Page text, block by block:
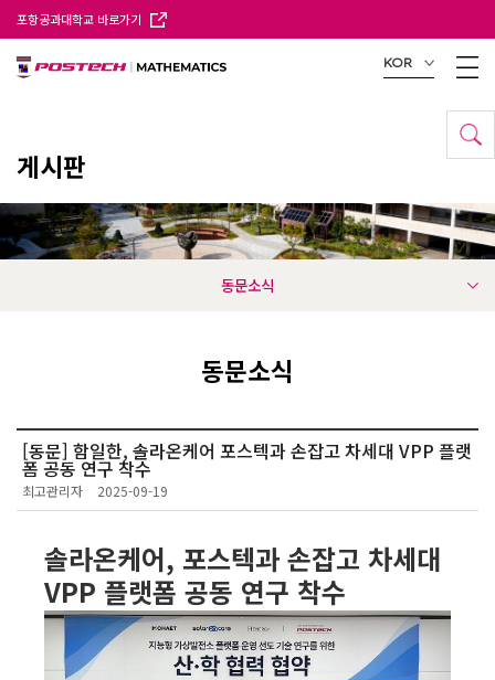
포항공과대학교 바로가기
KOR
게시판
동문소식
동문소식
[동문] 함일한, 솔라온케어 포스텍과 손잡고 차세대 VPP 플랫
폼 공동 연구 착수
최고관리자 2025-09-19
솔라온케어, 포스텍과 손잡고 차세대
VPP 플랫폼 공동 연구 착수